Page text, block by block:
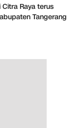
Raya terus
Tangerang